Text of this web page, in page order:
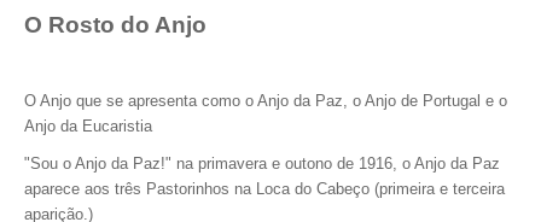
O Rosto do Anjo
O Anjo que se apresenta como o Anjo da Paz, o Anjo de Portugal e o
Anjo da Eucaristia
"Sou o Anjo da Paz!" na primavera e outono de 1916, o Anjo da Paz
aparece aos três Pastorinhos na Loca do Cabeço (primeira e terceira
aparição.)